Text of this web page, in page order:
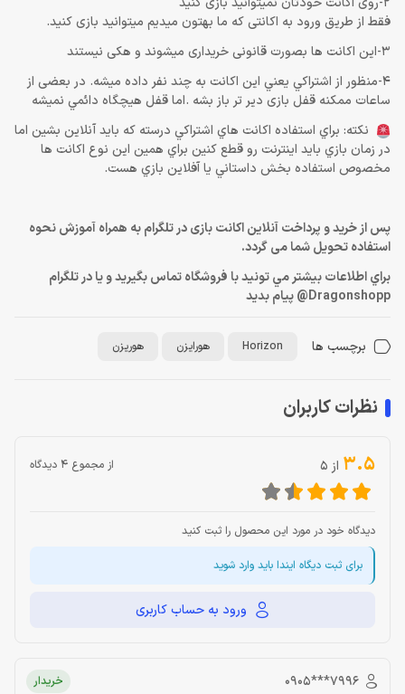
فقط از طریق ورود به اکانتی که ما بهتون میدیم میتوانید بازی کنید.
3-این اکانت ها بصورت قانونی خریداری میشوند و هکی نیستند
4-منظور از اشتراكي يعني اين اكانت به چند نفر داده ميشه. در بعضی از
ساعات ممکنه قفل بازی دیر تر باز بشه .اما قفل هيچگاه دائمي نميشه
نكته: براي استفاده اكانت هاي اشتراكي درسته كه بايد آنلاين بشين اما
در زمان بازي بايد اينترنت رو قطع كنين براي همين اين نوع اكانت ها
مخصوص استفاده بخش داستاني يا آفلاين بازي هست.
پس از خرید و پرداخت آنلاین اکانت بازی در تلگرام به همراه آموزش نحوه
استفاده تحویل شما می گردد.
براي اطلاعات بيشتر مي تونيد با فروشگاه تماس بگيريد و يا در تلگرام
Dragonshopp@ پيام بديد
برچسب ها Horizon هورایزن هوریزن
نظرات کاربران
3.5 از 5 از مجموع 4 دیدگاه
دیدگاه خود در مورد این محصول را ثبت کنید
برای ثبت دیگاه ایندا باید وارد شوید
ورود به حساب کاربری
‎0905***7996‎ خریدار